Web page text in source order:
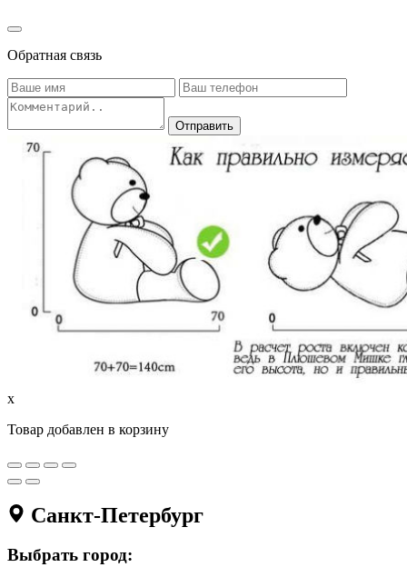
Обратная связь
x
Товар добавлен в корзину
Санкт-Петербург
Выбрать город: